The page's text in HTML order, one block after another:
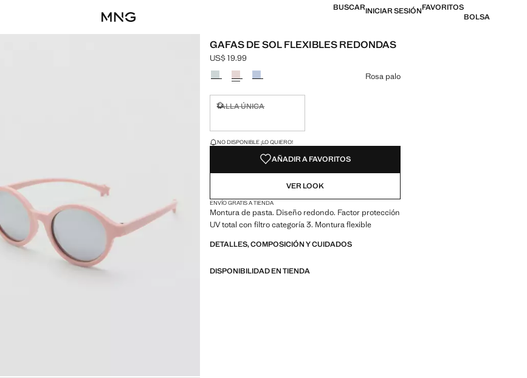
BUSCARINICIAR SESIÓNFAVORITOS
BOLSA
GAFAS DE SOL FLEXIBLES REDONDAS
Precio actual [US$ 19.99 ]
US$ 19.99
Selecciona un color
Rosa palo
TALLA ÚNICA
¡ÚLTIMAS UNIDADES!
NO DISPONIBLE ¡LO QUIERO!
AÑADIR A FAVORITOS
VER LOOK
ENVÍO GRATIS A TIENDA
Montura de pasta. Diseño redondo. Factor protección
UV total con filtro categoría 3. Montura flexible
DETALLES, COMPOSICIÓN Y CUIDADOS
DISPONIBILIDAD EN TIENDA